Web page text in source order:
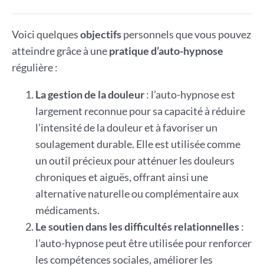
Voici quelquesobjectifspersonnels que vous pouvez
atteindre grâce à unepratique d’auto-hypnose
régulière :
La gestion de la douleur: l’auto-hypnose est
largement reconnue pour sa capacité à réduire
l’intensité de la douleur et à favoriser un
soulagement durable. Elle est utilisée comme
un outil précieux pour atténuer les douleurs
chroniques et aiguës, offrant ainsi une
alternative naturelle ou complémentaire aux
médicaments.
Le soutien dans les difficultés relationnelles:
l’auto-hypnose peut être utilisée pour renforcer
les compétences sociales, améliorer les